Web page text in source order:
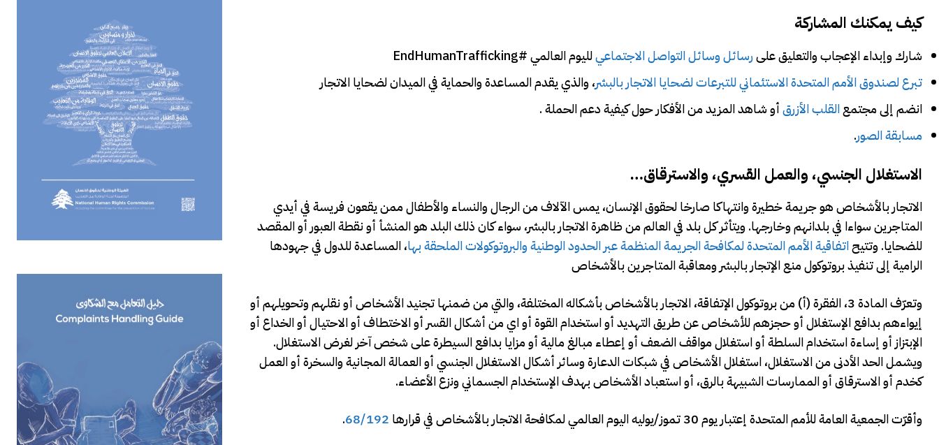
كيف يمكنك المشاركة
شارك وإبداء الإعجاب والتعليق علىرسائل وسائل التواصل الاجتماعيلليوم العالمي #EndHumanTrafficking
تبرع لصندوق الأمم المتحدة الاستئماني للتبرعات لضحايا الاتجار بالبشر، والذي يقدم المساعدة والحماية في الميدان لضحايا الاتجار
انضم إلى مجتمعالقلب الأزرقأو شاهد المزيد من الأفكار حول كيفية دعم الحملة .
مسابقة الصور.
الاستغلال الجنسي، والعمل القسري، والاسترقاق…
الاتجار بالأشخاص هو جريمة خطيرة وانتهاكا صارخا لحقوق الإنسان، يمس الآلاف من الرجال والنساء والأطفال ممن يقعون فريسة في أيدي
المتاجرين سواءا في بلدانهم وخارجها. ويتأثر كل بلد في العالم من ظاهرة الاتجار بالبشر، سواء كان ذلك البلد هو المنشأ أو نقطة العبور أو المقصد
للضحايا. وتتيحاتفاقية الأمم المتحدة لمكافحة الجريمة المنظمة عبر الحدود الوطنية والبروتوكولات الملحقة بها، المساعدة للدول في جهودها
الرامية إلى تنفيذ بروتوكول منع الإتجار بالبشر ومعاقبة المتاجرين بالأشخاص
وتعرّف المادة 3، الفقرة (أ) من بروتوكول الإتفاقة، الاتجار بالأشخاص بأشكاله المختلفة، والتي من ضمنها تجنيد الأشخاص أو نقلهم وتحويلهم أو
إيواءهم بدافع الإستغلال أو حجزهم للأشخاص عن طريق التهديد أو استخدام القوة أو اي من أشكال القسر أو الاختطاف أو الاحتيال أو الخداع أو
الإبتزاز أو إساءة استخدام السلطة أو استغلال مواقف الضعف أو إعطاء مبالغ مالية أو مزايا بدافع السيطرة على شخص آخر لغرض الاستغلال.
ويشمل الحد الأدنى من الاستغلال، استغلال الأشخاص في شبكات الدعارة وسائر أشكال الاستغلال الجنسي أو العمالة المجانية والسخرة أو العمل
كخدم أو الاسترقاق أو الممارسات الشبيهة بالرق، أو استعباد الأشخاص بهدف الإستخدام الجسماني ونزع الأعضاء.
وأقرّت الجمعية العامة للأمم المتحدة إعتبار يوم 30 تموز/يوليه اليوم العالمي لمكافحة الاتجار بالأشخاص في قرارها
68/192
.